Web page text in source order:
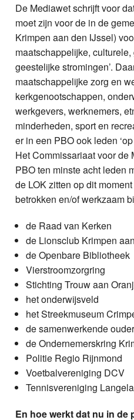
De Mediawet schrijft voor
moet zijn voor de in de
Krimpen aan den IJssel)
maatschappelijke,
geestelijke stromingen’.
maatschappelijke zorg en
kerkgenootschappen,
werkgevers, werknemers,
minderheden, sport en
er in een PBO ook leden
Het Commissariaat voor de
PBO ten minste acht leden
de LOK zitten op dit
betrokken en/of werkzaam
de Raad van Kerken
de Lionsclub Krimpen
de Openbare Bibliotheek
Vierstroomzorgring
Stichting Trouw aan
het onderwijsveld
het Streekmuseum
de samenwerkende
de Ondernemerskring
Politie Regio Rijnmond
Voetbalvereniging DCV
Tennisvereniging
En hoe werkt dat nu in de